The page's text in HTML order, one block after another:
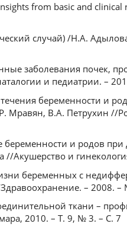
from basic and
случай) /Н.А.
заболевания почек,
и педиатрии. –
беременности и
Мравян, В.А. Петрухин //
беременности и родов
//Акушерство и
беременных с
– 2008. –
ткани –
2010. – Т. 9, № 3. – С. 7